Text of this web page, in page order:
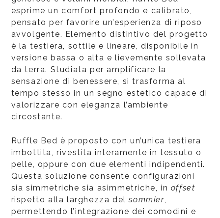
esprime un comfort profondo e calibrato,
pensato per favorire un’esperienza di riposo
avvolgente. Elemento distintivo del progetto
è la testiera, sottile e lineare, disponibile in
versione bassa o alta e lievemente sollevata
da terra. Studiata per amplificare la
sensazione di benessere, si trasforma al
tempo stesso in un segno estetico capace di
valorizzare con eleganza l’ambiente
circostante.
Ruffle Bed è proposto con un’unica testiera
imbottita, rivestita interamente in tessuto o
pelle, oppure con due elementi indipendenti.
Questa soluzione consente configurazioni
sia simmetriche sia asimmetriche, in offset
rispetto alla larghezza delsommier,
permettendo l’integrazione dei comodini e